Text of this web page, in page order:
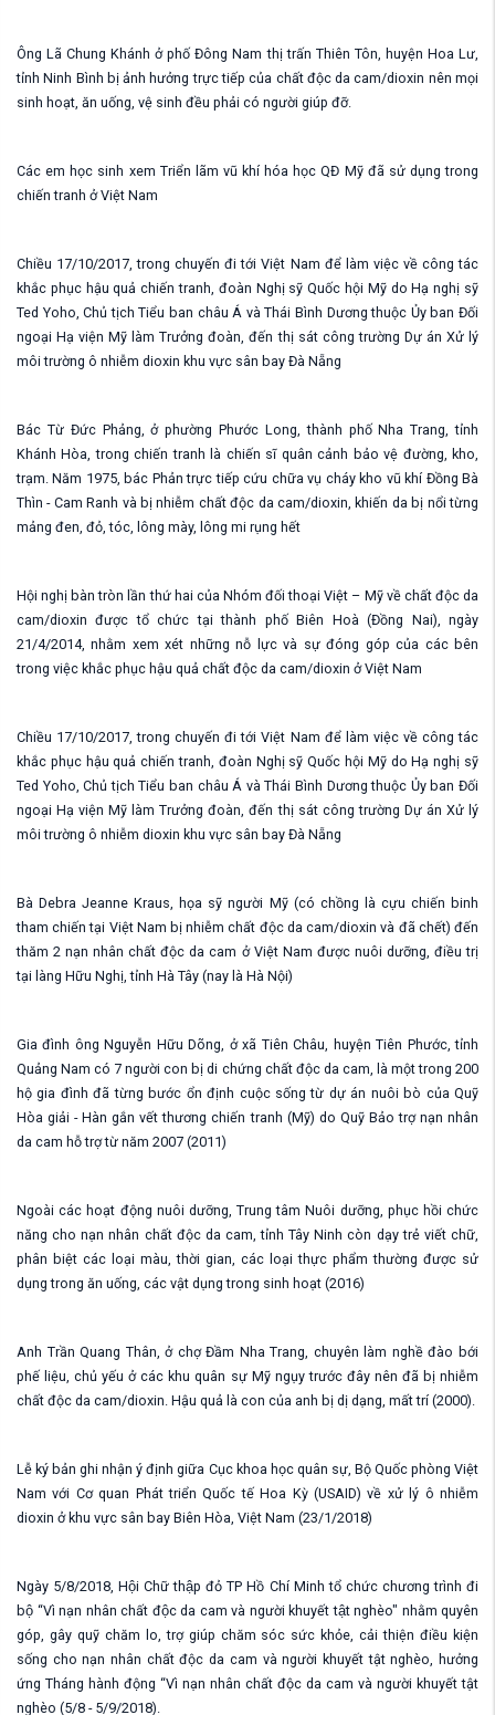
Ông Lã Chung Khánh ở phố Đông Nam thị trấn Thiên Tôn, huyện Hoa Lư,
tỉnh Ninh Bình bị ảnh hưởng trực tiếp của chất độc da cam/dioxin nên mọi
sinh hoạt, ăn uống, vệ sinh đều phải có người giúp đỡ.
Các em học sinh xem Triển lãm vũ khí hóa học QĐ Mỹ đã sử dụng trong
chiến tranh ở Việt Nam
Chiều 17/10/2017, trong chuyến đi tới Việt Nam để làm việc về công tác
khắc phục hậu quả chiến tranh, đoàn Nghị sỹ Quốc hội Mỹ do Hạ nghị sỹ
Ted Yoho, Chủ tịch Tiểu ban châu Á và Thái Bình Dương thuộc Ủy ban Đối
ngoại Hạ viện Mỹ làm Trưởng đoàn, đến thị sát công trường Dự án Xử lý
môi trường ô nhiễm dioxin khu vực sân bay Đà Nẵng
Bác Từ Đức Phảng, ở phường Phước Long, thành phố Nha Trang, tỉnh
Khánh Hòa, trong chiến tranh là chiến sĩ quân cảnh bảo vệ đường, kho,
trạm. Năm 1975, bác Phản trực tiếp cứu chữa vụ cháy kho vũ khí Đồng Bà
Thìn - Cam Ranh và bị nhiễm chất độc da cam/dioxin, khiến da bị nổi từng
mảng đen, đỏ, tóc, lông mày, lông mi rụng hết
Hội nghị bàn tròn lần thứ hai của Nhóm đối thoại Việt – Mỹ về chất độc da
cam/dioxin được tổ chức tại thành phố Biên Hoà (Đồng Nai), ngày
21/4/2014, nhằm xem xét những nỗ lực và sự đóng góp của các bên
trong việc khắc phục hậu quả chất độc da cam/dioxin ở Việt Nam
Chiều 17/10/2017, trong chuyến đi tới Việt Nam để làm việc về công tác
khắc phục hậu quả chiến tranh, đoàn Nghị sỹ Quốc hội Mỹ do Hạ nghị sỹ
Ted Yoho, Chủ tịch Tiểu ban châu Á và Thái Bình Dương thuộc Ủy ban Đối
ngoại Hạ viện Mỹ làm Trưởng đoàn, đến thị sát công trường Dự án Xử lý
môi trường ô nhiễm dioxin khu vực sân bay Đà Nẵng
Bà Debra Jeanne Kraus, họa sỹ người Mỹ (có chồng là cựu chiến binh
tham chiến tại Việt Nam bị nhiễm chất độc da cam/dioxin và đã chết) đến
thăm 2 nạn nhân chất độc da cam ở Việt Nam được nuôi dưỡng, điều trị
tại làng Hữu Nghị, tỉnh Hà Tây (nay là Hà Nội)
Gia đình ông Nguyễn Hữu Dõng, ở xã Tiên Châu, huyện Tiên Phước, tỉnh
Quảng Nam có 7 người con bị di chứng chất độc da cam, là một trong 200
hộ gia đình đã từng bước ổn định cuộc sống từ dự án nuôi bò của Quỹ
Hòa giải - Hàn gắn vết thương chiến tranh (Mỹ) do Quỹ Bảo trợ nạn nhân
da cam hỗ trợ từ năm 2007 (2011)
Ngoài các hoạt động nuôi dưỡng, Trung tâm Nuôi dưỡng, phục hồi chức
năng cho nạn nhân chất độc da cam, tỉnh Tây Ninh còn dạy trẻ viết chữ,
phân biệt các loại màu, thời gian, các loại thực phẩm thường được sử
dụng trong ăn uống, các vật dụng trong sinh hoạt (2016)
Anh Trần Quang Thân, ở chợ Đầm Nha Trang, chuyên làm nghề đào bới
phế liệu, chủ yếu ở các khu quân sự Mỹ ngụy trước đây nên đã bị nhiễm
chất độc da cam/dioxin. Hậu quả là con của anh bị dị dạng, mất trí (2000).
Lễ ký bản ghi nhận ý định giữa Cục khoa học quân sự, Bộ Quốc phòng Việt
Nam với Cơ quan Phát triển Quốc tế Hoa Kỳ (USAID) về xử lý ô nhiễm
dioxin ở khu vực sân bay Biên Hòa, Việt Nam (23/1/2018)
Ngày 5/8/2018, Hội Chữ thập đỏ TP Hồ Chí Minh tổ chức chương trình đi
bộ “Vì nạn nhân chất độc da cam và người khuyết tật nghèo" nhằm quyên
góp, gây quỹ chăm lo, trợ giúp chăm sóc sức khỏe, cải thiện điều kiện
sống cho nạn nhân chất độc da cam và người khuyết tật nghèo, hưởng
ứng Tháng hành động “Vì nạn nhân chất độc da cam và người khuyết tật
nghèo (5/8 - 5/9/2018).